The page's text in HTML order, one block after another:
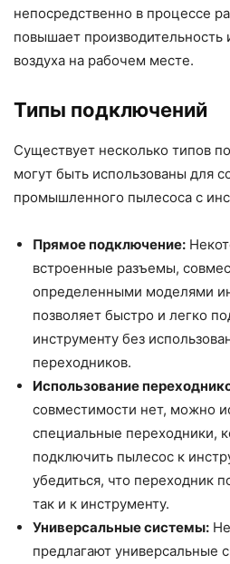
непосредственно в процессе
повышает производительность
воздуха на рабочем месте.
Типы подключений
Существует несколько типов
могут быть использованы для
промышленного пылесоса с
Прямое подключение:
встроенные разъемы,
определенными моделями
позволяет быстро и легко
инструменту без
переходников.
Использование
совместимости нет, можно
специальные переходники,
подключить пылесос к
убедиться, что переходник
так и к инструменту.
Универсальные системы:
предлагают универсальные